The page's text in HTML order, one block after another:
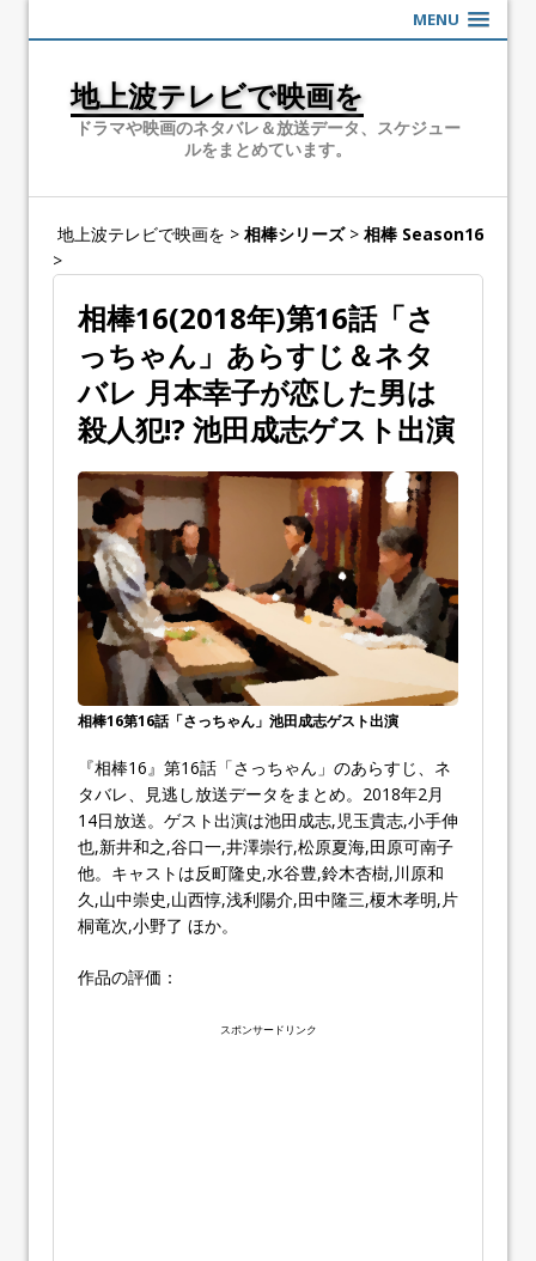
MENU
地上波テレビで映画を
ドラマや映画のネタバレ＆放送データ、スケジュー
ルをまとめています。
地上波テレビで映画を > 相棒シリーズ > 相棒 Season16
>
相棒16(2018年)第16話「さ
っちゃん」あらすじ＆ネタ
バレ 月本幸子が恋した男は
殺人犯!? 池田成志ゲスト出演
相棒16第16話「さっちゃん」池田成志ゲスト出演
『相棒16』第16話「さっちゃん」のあらすじ、ネ
タバレ、見逃し放送データをまとめ。2018年2月
14日放送。ゲスト出演は池田成志,児玉貴志,小手伸
也,新井和之,谷口一,井澤崇行,松原夏海,田原可南子
他。キャストは反町隆史,水谷豊,鈴木杏樹,川原和
久,山中崇史,山西惇,浅利陽介,田中隆三,榎木孝明,片
桐竜次,小野了 ほか。
作品の評価：
スポンサードリンク